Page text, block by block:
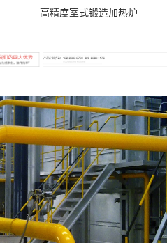
高精度室式锻造加热炉